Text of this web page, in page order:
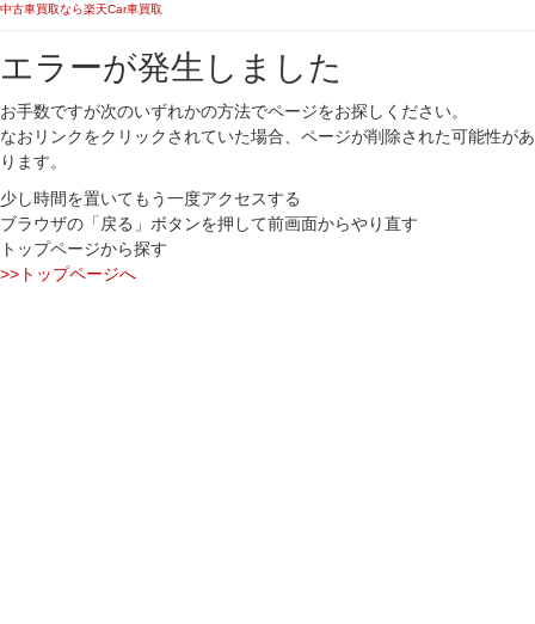
中古車買取なら楽天Car車買取
エラーが発生しました
お手数ですが次のいずれかの方法でページをお探しください。
なおリンクをクリックされていた場合、ページが削除された可能性があ
ります。
少し時間を置いてもう一度アクセスする
ブラウザの「戻る」ボタンを押して前画面からやり直す
トップページから探す
>>トップページへ